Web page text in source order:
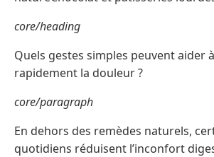
core/heading
Quels gestes simples peuvent aider
rapidement la douleur ?
core/paragraph
En dehors des remèdes naturels,
quotidiens réduisent l’inconfort